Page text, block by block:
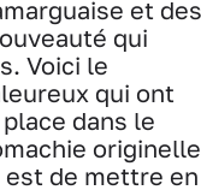
et des
qui
Voici le
qui ont
dans le
est de mettre en